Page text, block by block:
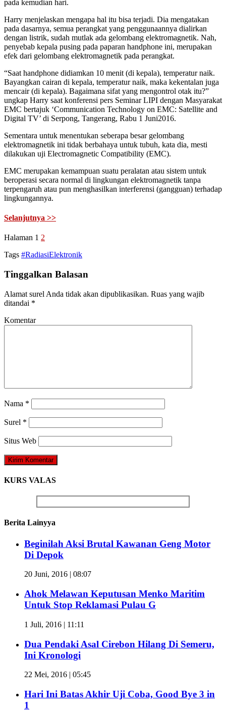
pada kemudian hari.
Harry menjelaskan mengapa hal itu bisa terjadi. Dia mengatakan
pada dasarnya, semua perangkat yang penggunaannya dialirkan
dengan listrik, sudah mutlak ada gelombang elektromagnetik. Nah,
penyebab kepala pusing pada paparan handphone ini, merupakan
efek dari gelombang elektromagnetik pada perangkat.
“Saat handphone didiamkan 10 menit (di kepala), temperatur naik.
Bayangkan cairan di kepala, temperatur naik, maka kekentalan juga
mencair (di kepala). Bagaimana sifat yang mengontrol otak itu?”
ungkap Harry saat konferensi pers Seminar LIPI dengan Masyarakat
EMC bertajuk ‘Communication Technology on EMC: Satellite and
Digital TV’ di Serpong, Tangerang, Rabu 1 Juni2016.
Sementara untuk menentukan seberapa besar gelombang
elektromagnetik ini tidak berbahaya untuk tubuh, kata dia, mesti
dilakukan uji Electromagnetic Compatibility (EMC).
EMC merupakan kemampuan suatu peralatan atau sistem untuk
beroperasi secara normal di lingkungan elektromagnetik tanpa
terpengaruh atau pun menghasilkan interferensi (gangguan) terhadap
lingkungannya.
Selanjutnya >>
Halaman 1 2
Tags #RadiasiElektronik
Tinggalkan Balasan
Alamat surel Anda tidak akan dipublikasikan. Ruas yang wajib
ditandai *
Komentar
Nama *
Surel *
Situs Web
KURS VALAS
Berita Lainyya
Beginilah Aksi Brutal Kawanan Geng Motor
Di Depok
20 Juni, 2016 | 08:07
Ahok Melawan Keputusan Menko Maritim
Untuk Stop Reklamasi Pulau G
1 Juli, 2016 | 11:11
Dua Pendaki Asal Cirebon Hilang Di Semeru,
Ini Kronologi
22 Mei, 2016 | 05:45
Hari Ini Batas Akhir Uji Coba, Good Bye 3 in
1